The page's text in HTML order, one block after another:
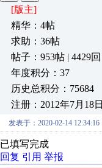
[版主]
精华：4帖
求助：36帖
帖子：953帖 | 4429回
年度积分：37
历史总积分：75684
注册：2012年7月18日
发表于：2020-02-14 12:34:16
已填写完成
回复 引用 举报